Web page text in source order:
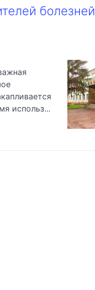
болезней
использ...